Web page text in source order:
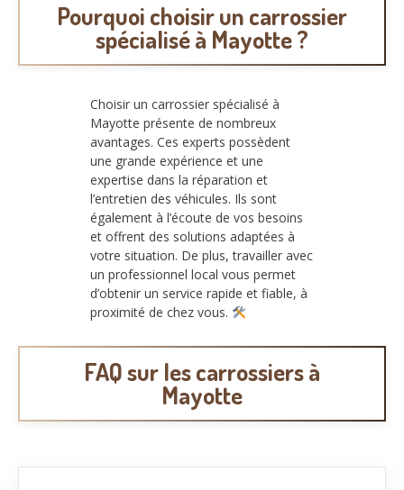
Pourquoi choisir un carrossier
spécialisé à Mayotte ?
Choisir un carrossier spécialisé à
Mayotte présente de nombreux
avantages. Ces experts possèdent
une grande expérience et une
expertise dans la réparation et
l’entretien des véhicules. Ils sont
également à l’écoute de vos besoins
et offrent des solutions adaptées à
votre situation. De plus, travailler avec
un professionnel local vous permet
d’obtenir un service rapide et fiable, à
proximité de chez vous.
FAQ sur les carrossiers à
Mayotte